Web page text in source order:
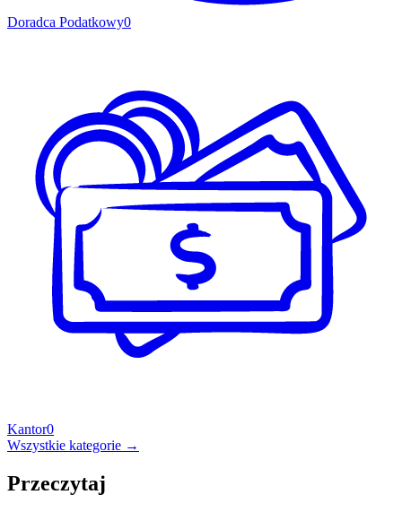
Doradca Podatkowy0
Kantor0
Wszystkie kategorie →
Przeczytaj